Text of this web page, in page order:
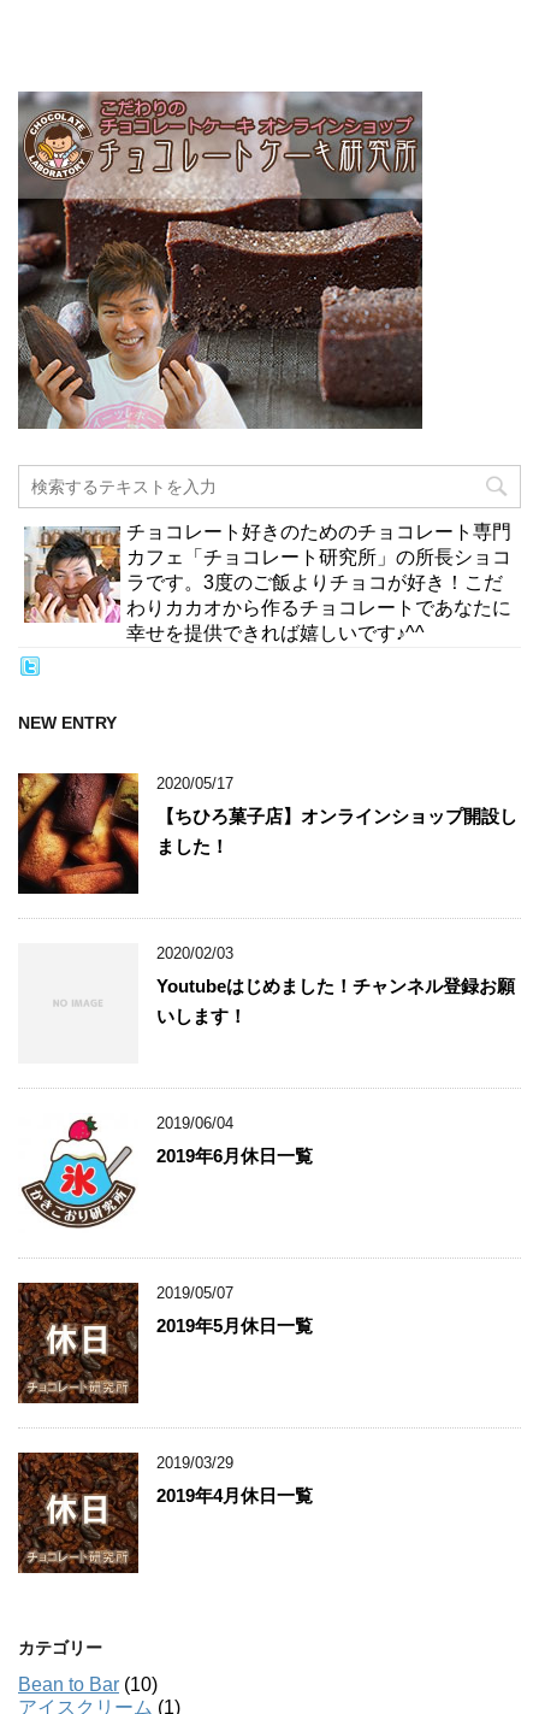
チョコレート好きのためのチョコレート専門
カフェ「チョコレート研究所」の所長ショコ
ラです。3度のご飯よりチョコが好き！こだ
わりカカオから作るチョコレートであなたに
幸せを提供できれば嬉しいです♪^^
NEW ENTRY
2020/05/17
【ちひろ菓子店】オンラインショップ開設し
ました！
2020/02/03
Youtubeはじめました！チャンネル登録お願
いします！
2019/06/04
2019年6月休日一覧
2019/05/07
2019年5月休日一覧
2019/03/29
2019年4月休日一覧
カテゴリー
Bean to Bar (10)
アイスクリーム (1)